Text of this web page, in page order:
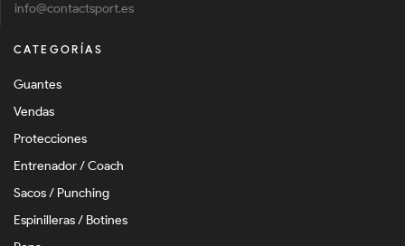
info@contactsport.es
CATEGORÍAS
Guantes
Vendas
Protecciones
Entrenador / Coach
Sacos / Punching
Espinilleras / Botines